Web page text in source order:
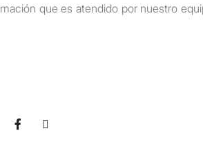
que es atendido por nuestro